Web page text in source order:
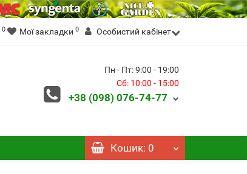
0 Мої закладки 0 Особистий кабінет
Пн - Пт: 9:00 - 19:00
Сб: 10:00 - 15:00
+38 (098) 076-74-77
Кошик: 0